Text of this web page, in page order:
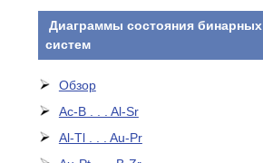
Диаграммы состояния бинарных
систем
Обзор
Ac-B . . . Al-Sr
Al-Tl . . . Au-Pr